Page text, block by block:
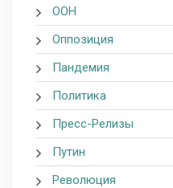
ООН
Оппозиция
Пандемия
Политика
Пресс-Релизы
Путин
Революция